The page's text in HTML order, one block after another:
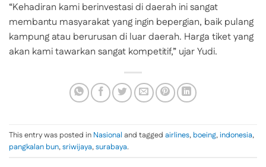
“Kehadiran kami berinvestasi di daerah ini sangat
membantu masyarakat yang ingin bepergian, baik pulang
kampung atau berurusan di luar daerah. Harga tiket yang
akan kami tawarkan sangat kompetitif,” ujar Yudi.
This entry was posted in Nasional and tagged airlines, boeing,indonesia,
pangkalan bun,sriwijaya,surabaya.